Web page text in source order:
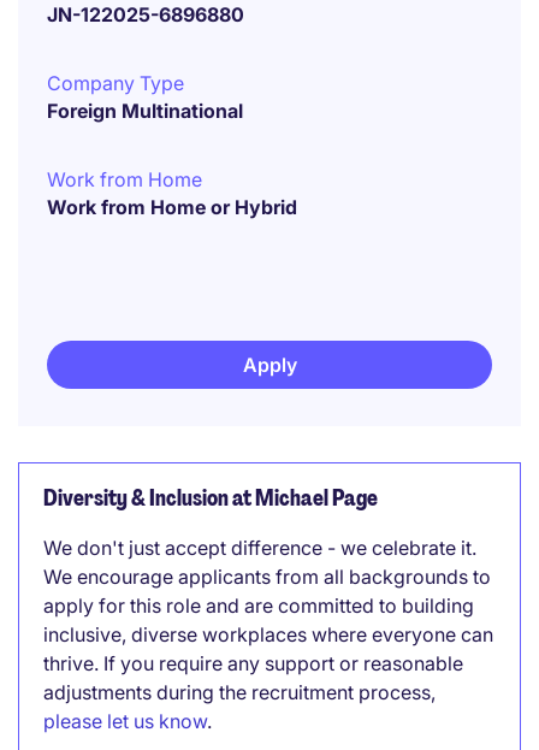
JN-122025-6896880
Company Type
Foreign Multinational
Work from Home
Work from Home or Hybrid
Apply
Diversity & Inclusion at Michael Page
We don't just accept difference - we celebrate it.
We encourage applicants from all backgrounds to
apply for this role and are committed to building
inclusive, diverse workplaces where everyone can
thrive. If you require any support or reasonable
adjustments during the recruitment process,
please let us know.